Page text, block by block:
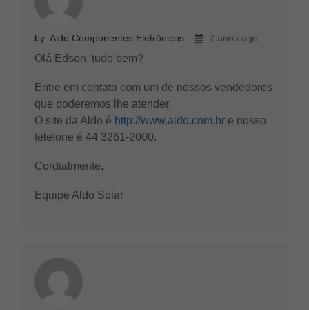
by: Aldo Componentes Eletrônicos 7 anos ago
Olá Edson, tudo bem?
Entre em contato com um de nossos vendedores
que poderemos lhe atender.
O site da Aldo é http://www.aldo.com.br e nosso
telefone é 44 3261-2000.
Cordialmente,
Equipe Aldo Solar